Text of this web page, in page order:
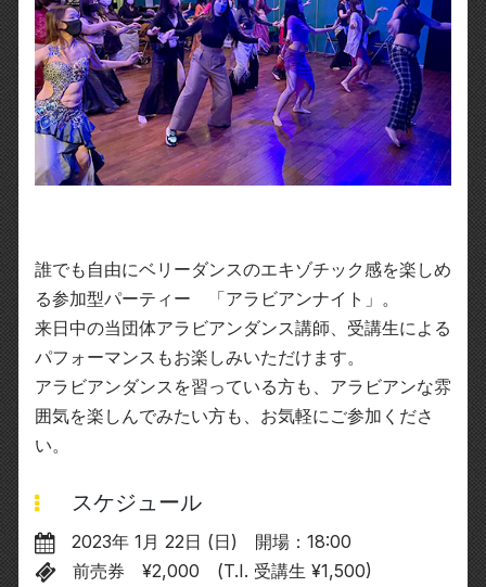
誰でも自由にベリーダンスのエキゾチック感を楽しめ
る参加型パーティー 「アラビアンナイト」。
来日中の当団体アラビアンダンス講師、受講生による
パフォーマンスもお楽しみいただけます。
アラビアンダンスを習っている方も、アラビアンな雰
囲気を楽しんでみたい方も、お気軽にご参加くださ
い。
スケジュール
2023年 1月 22日 (日) 開場：18:00
前売券 ¥2,000 (T.I. 受講生 ¥1,500)